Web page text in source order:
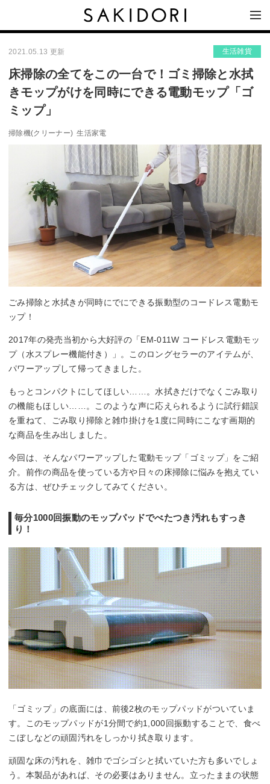
2021.05.13 更新 生活雑貨
床掃除の全てをこの一台で！ゴミ掃除と水拭
きモップがけを同時にできる電動モップ「ゴ
ミップ」
掃除機(クリーナー) 生活家電
ごみ掃除と水拭きが同時にでにできる振動型のコードレス電動モ
ップ！
2017年の発売当初から大好評の「EM-011W コードレス電動モッ
プ（水スプレー機能付き）」。このロングセラーのアイテムが、
パワーアップして帰ってきました。
もっとコンパクトにしてほしい……。水拭きだけでなくごみ取り
の機能もほしい……。このような声に応えられるように試行錯誤
を重ねて、ごみ取り掃除と雑巾掛けを1度に同時にこなす画期的
な商品を生み出しました。
今回は、そんなパワーアップした電動モップ「ゴミップ」をご紹
介。前作の商品を使っている方や日々の床掃除に悩みを抱えてい
る方は、ぜひチェックしてみてください。
毎分1000回振動のモップパッドでべたつき汚れもすっき
り！
「ゴミップ」の底面には、前後2枚のモップパッドがついていま
す。このモップパッドが1分間で約1,000回振動することで、食べ
こぼしなどの頑固汚れをしっかり拭き取ります。
頑固な床の汚れを、雑巾でゴシゴシと拭いていた方も多いでしょ
う。本製品があれば、その必要はありません。立ったままの状態